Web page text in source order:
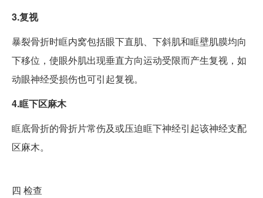
3.复视
暴裂骨折时眶内窝包括眼下直肌、下斜肌和眶壁肌膜均向
下移位，使眼外肌出现垂直方向运动受限而产生复视，如
动眼神经受损伤也可引起复视。
4.眶下区麻木
眶底骨折的骨折片常伤及或压迫眶下神经引起该神经支配
区麻木。
四 检查